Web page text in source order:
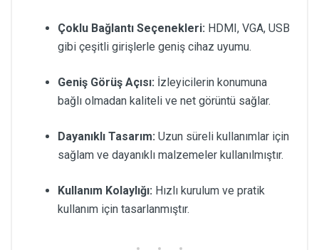
Çoklu Bağlantı Seçenekleri: HDMI, VGA, USB
gibi çeşitli girişlerle geniş cihaz uyumu.
Geniş Görüş Açısı: İzleyicilerin konumuna
bağlı olmadan kaliteli ve net görüntü sağlar.
Dayanıklı Tasarım: Uzun süreli kullanımlar için
sağlam ve dayanıklı malzemeler kullanılmıştır.
Kullanım Kolaylığı: Hızlı kurulum ve pratik
kullanım için tasarlanmıştır.